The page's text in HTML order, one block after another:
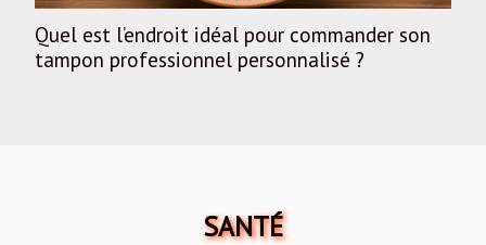
Quel est l’endroit idéal pour commander son
tampon professionnel personnalisé ?
SANTÉ